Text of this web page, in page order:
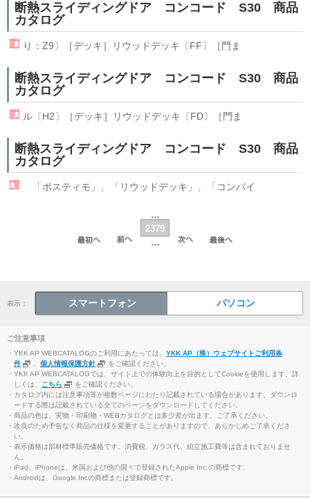
断熱スライディングドア コンコード S30 商品
カタログ
り：Z9〕［デッキ］ リウッドデッキ〔FF〕［門ま
断熱スライディングドア コンコード S30 商品
カタログ
ル〔H2〕［デッキ］ リウッドデッキ〔FD〕［門ま
断熱スライディングドア コンコード S30 商品
カタログ
「ポスティモ」、「 リウッドデッキ」、「コンバイ
…
2379
…
表示： スマートフォン パソコン
ご注意事項
・YKK AP WEBCATALOGのご利用にあたっては、 YKK AP（株）ウェブサイトご利用条
件
個人情報保護方針
をご確認ください。
・YKK AP WEBCATALOGでは、サイト上での体験向上を目的としてCookieを使用します。詳
しくは、 こちら
をご確認ください。
・カタログ内には注意事項等が複数ページにわたり記載されている場合があります。ダウンロ
ードする際は記載されている全てのページをダウンロードしてください。
・商品の色は、実物・印刷物・WEBカタログとは多少差が出ます。ご了承ください。
・改良のため予告なく商品の仕様を変更することがありますので、あらかじめご了承くださ
い。
・表示価格は部材標準販売価格です。消費税、ガラス代、組立施工費等は含まれておりませ
ん。
・iPad、iPhoneは、米国および他の国々で登録されたApple Inc.の商標です。
・Androidは、Google Incの商標または登録商標です。